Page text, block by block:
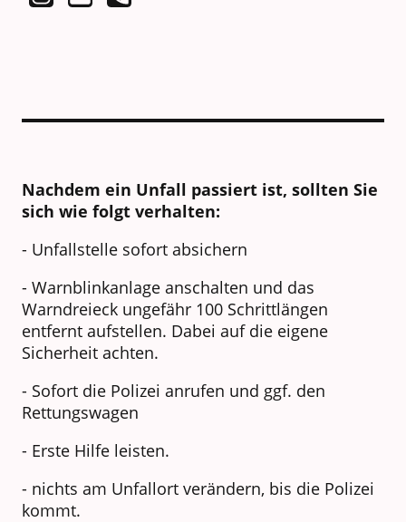
Nachdem ein Unfall passiert ist, sollten Sie
sich wie folgt verhalten:
- Unfallstelle sofort absichern
- Warnblinkanlage anschalten und das
Warndreieck ungefähr 100 Schrittlängen
entfernt aufstellen. Dabei auf die eigene
Sicherheit achten.
- Sofort die Polizei anrufen und ggf. den
Rettungswagen
- Erste Hilfe leisten.
- nichts am Unfallort verändern, bis die Polizei
kommt.